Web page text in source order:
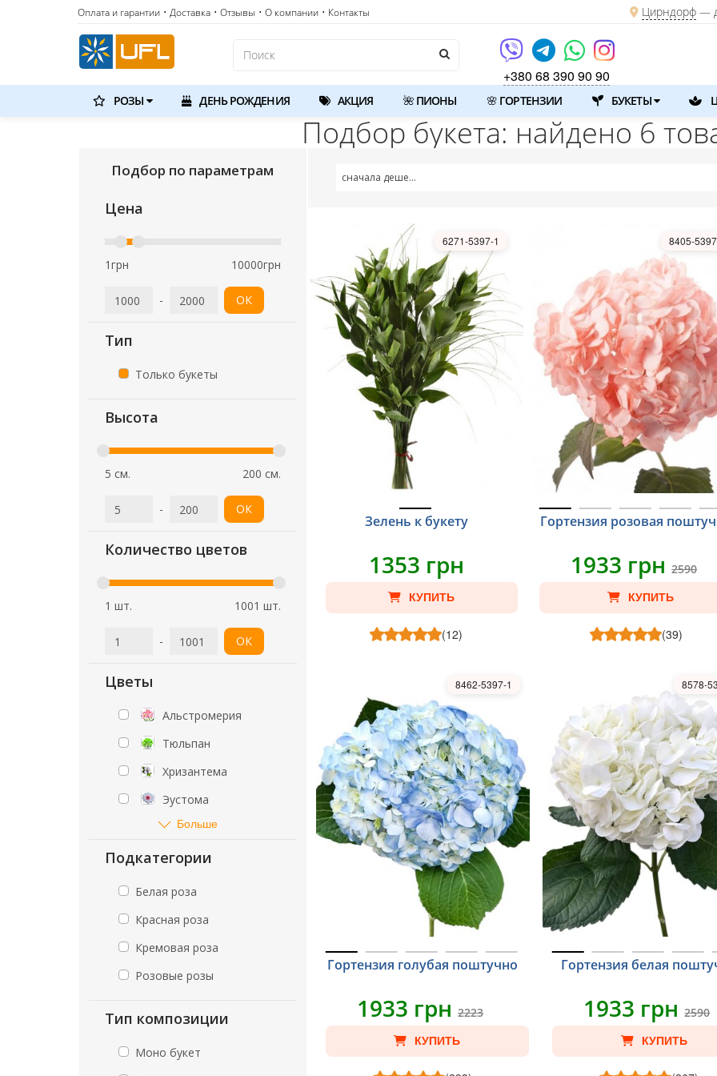
Оплата и гарантии • Доставка • Отзывы • О компании • Контакты Цирндорф—
+380 68 390 90 90
РОЗЫ ДЕНЬ РОЖДЕНИЯ АКЦИЯ 🌺 ПИОНЫ 🌸 ГОРТЕНЗИИ БУКЕТЫ
Подбор букета: найдено 6
Подбор по параметрам
Цена
1грн 10000грн
- ОК
Тип
Только букеты
Высота
5 см. 200 см.
- ОК
Количество цветов
1 шт. 1001 шт.
- ОК
Цветы
Альстромерия
Тюльпан
Хризантема
Эустома
Больше
Подкатегории
Белая роза
Красная роза
Кремовая роза
Розовые розы
Тип композиции
Моно букет
сначала дешевые
Зелень к букету
6271-5397-1
1353 грн
КУПИТЬ
(12)
Гортензия розовая
8405-
1933 грн2590
КУПИТЬ
(39)
Гортензия голубая поштучно
8462-5397-1
1933 грн2223
КУПИТЬ
Гортензия белая
8578-
1933 грн2590
КУПИТЬ